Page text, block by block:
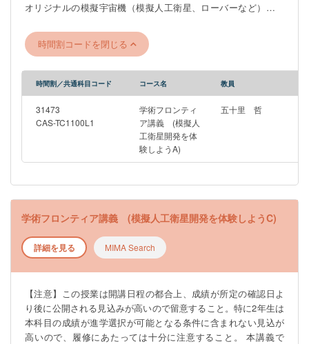
オリジナルの模擬宇宙機（模擬人工衛星、ローバーなど）を開
ミッションを行う模擬宇宙機を開発するかというアイデア出し
から、実際の設計・製造、試験、コンペティションの参加まで
れを体験する。 本講義は1年SセメスターのAから2年Aセメスタ
ーのDまでで構成される。Aから継続的に参加することで、より
効果的に知識・経験を得ることができるが、途中からの参加や
途中までの参加も可能である。
―――――――――――――――――――――――――――――
※このゼミは4月6日（月）6限（18：45～）Zoomで行われる工学
部合同説明会への参加を予定しています。 ZoomのURLは後日
時間割コードを閉じる
時間割／共通科目コード コース名 教員
31473
CAS-TC1100L1
学術フロンティ
ア講義 (模擬人
工衛星開発を体
験しようA)
五十里 哲
学術フロンティア講義 (模擬人工衛星開発を体験しようC)
詳細を見る MIMA Search
【注意】この授業は開講日程の都合上、成績が所定の確認日よ
り後に公開される見込みが高いので留意すること。特に2年生は
本科目の成績が進学選択が可能となる条件に含まれない見込が
高いので、履修にあたっては十分に注意すること。 本講義で